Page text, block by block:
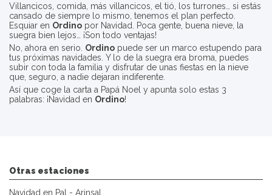
Villancicos, comida, más villancicos, el tió, los turrones… si estás
cansado de siempre lo mismo, tenemos el plan perfecto.
Esquiar en Ordino por Navidad. Poca gente, buena nieve, la
suegra bien lejos… ¡Son todo ventajas!
No, ahora en serio. Ordino puede ser un marco estupendo para
tus próximas navidades. Y lo de la suegra era broma, puedes
subir con toda la familia y disfrutar de unas fiestas en la nieve
que, seguro, a nadie dejaran indiferente.
Así que coge la carta a Papá Noel y apunta solo estas 3
palabras: ¡Navidad en Ordino!
Otras estaciones
Navidad en Pal - Arinsal